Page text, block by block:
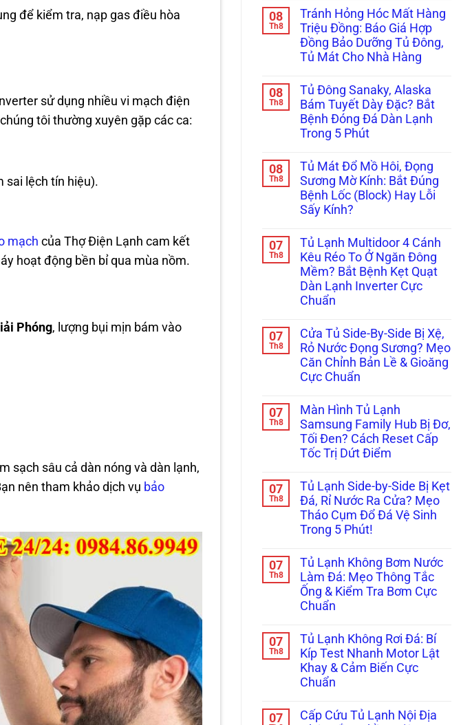
để kiểm tra, nạp gas điều hòa
sử dụng nhiều vi mạch điện
tôi thường xuyên gặp các ca:
sai lệch tín hiệu).
mạch của Thợ Điện Lạnh cam kết
hoạt động bền bỉ qua mùa nồm.
Phóng, lượng bụi mịn bám vào
sạch sâu cả dàn nóng và dàn lạnh,
nên tham khảo dịch vụ bảo
Ồn:
Giá
Bao
Nhiêu,
Hãng
Nào
Bơm
Biến
Tần
Wilo/Grundfos
Lỗi
Áp
Suất:
Quyết
Khắc
Phục
Dứt
Điểm
Không
Cần
Mới!
bình
luận
ở
Máy
Bơm
Tăng
Chạy
Không
Ngắt,
Báo
Đèn
Đỏ?
Tuyệt
Lý
Kẹt
Cảm
Biến
Chỉ
Trong
Phút!
08
Th8
Tránh Hỏng Hóc Mất Hàng
Triệu Đồng: Báo Giá Hợp
Đồng Bảo Dưỡng Tủ Đông,
Tủ Mát Cho Nhà Hàng
bình
luận
ở
Tránh
Hỏng
Hóc
Hàng
Triệu
Đồng:
Báo
Giá
Hợp
Đồng
Dưỡng
Tủ
Đông,
Tủ
Mát
Cho
Nhà
Hàng
08
Th8
Tủ Đông Sanaky, Alaska
Bám Tuyết Dày Đặc? Bắt
Bệnh Đóng Đá Dàn Lạnh
Trong 5 Phút
bình
luận
ở
Tủ
Đông
Sanaky,
Bám
Tuyết
Dày
Đặc?
Bắt
Bệnh
Đóng
Đá
Trong
5
Phút
08
Th8
Tủ Mát Đổ Mồ Hôi, Đọng
Sương Mờ Kính: Bắt Đúng
Bệnh Lốc (Block) Hay Lỗi
Sấy Kính?
bình
luận
ở
Tủ
Mát
Đổ
Mồ
Sương
Mờ
Kính:
Bắt
Đúng
Bệnh
Hay
Lỗi
Sấy
Kính?
07
Th8
Tủ Lạnh Multidoor 4 Cánh
Kêu Réo To Ở Ngăn Đông
Mềm? Bắt Bệnh Kẹt Quạt
Dàn Lạnh Inverter Cực
Chuẩn
bình
luận
ở
Tủ
Lạnh
Multidoor
Cánh
Kêu
Réo
To
Ngăn
Đông
Bắt
Bệnh
Kẹt
Quạt
Dàn
Lạnh
Inverter
Chuẩn
07
Th8
Cửa Tủ Side-By-Side Bị Xệ,
Rỏ Nước Đọng Sương? Mẹo
Căn Chỉnh Bản Lề & Gioăng
Cực Chuẩn
bình
luận
ở
Cửa
Tủ
Side-
Side
Xệ,
Rỏ
Nước
Đọng
Sương?
Căn
Chỉnh
Bản
Lề
&
Gioăng
Cực
07
Th8
Màn Hình Tủ Lạnh
Samsung Family Hub Bị Đơ,
Tối Đen? Cách Reset Cấp
Tốc Trị Dứt Điểm
bình
luận
ở
Màn
Hình
Tủ
Samsung
Family
Hub
Bị
Đơ,
Tối
Đen?
Reset
Cấp
Tốc
Trị
Dứt
Điểm
07
Th8
Tủ Lạnh Side-by-Side Bị Kẹt
Đá, Rỉ Nước Ra Cửa? Mẹo
Tháo Cụm Đổ Đá Vệ Sinh
Trong 5 Phút!
bình
luận
ở
Tủ
Lạnh
Side-
Side
Kẹt
Đá,
Rỉ
Nước
Ra
Mẹo
Tháo
07
Th8
Tủ Lạnh Không Bơm Nước
Làm Đá: Mẹo Thông Tắc
Ống & Kiểm Tra Bơm Cực
Chuẩn
bình
luận
ở
Tủ
Lạnh
Không
Nước
Làm
07
Th8
Tủ Lạnh Không Rơi Đá: Bí
Kíp Test Nhanh Motor Lật
Khay & Cảm Biến Cực
Chuẩn
bình
07
Cấp Cứu Tủ Lạnh Nội Địa